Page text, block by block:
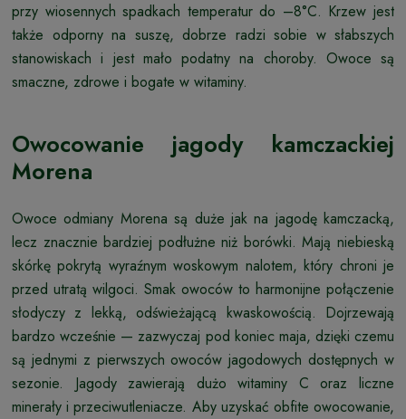
przy wiosennych spadkach temperatur do –8°C. Krzew jest
także odporny na suszę, dobrze radzi sobie w słabszych
stanowiskach i jest mało podatny na choroby. Owoce są
smaczne, zdrowe i bogate w witaminy.
Owocowanie jagody kamczackiej
Morena
Owoce odmiany Morena są duże jak na jagodę kamczacką,
lecz znacznie bardziej podłużne niż borówki. Mają niebieską
skórkę pokrytą wyraźnym woskowym nalotem, który chroni je
przed utratą wilgoci. Smak owoców to harmonijne połączenie
słodyczy z lekką, odświeżającą kwaskowością. Dojrzewają
bardzo wcześnie — zazwyczaj pod koniec maja, dzięki czemu
są jednymi z pierwszych owoców jagodowych dostępnych w
sezonie. Jagody zawierają dużo witaminy C oraz liczne
minerały i przeciwutleniacze. Aby uzyskać obfite owocowanie,